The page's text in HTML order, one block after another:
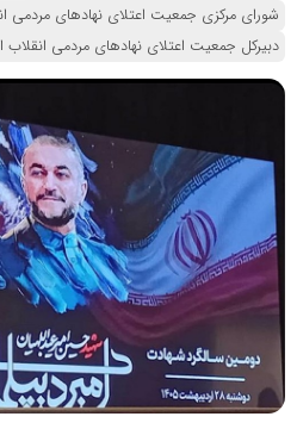
شورای مرکزی جمعیت اعتلای نهادهای مردمی
دبیرکل جمعیت اعتلای نهادهای مردمی انقلاب